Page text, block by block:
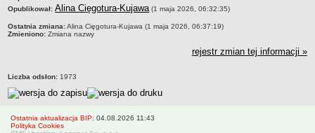
Zarządzenia 2022
Zarządzenia 2023
Zarządzenia 2026
Kontrola zarządcza
Sprawozdania finansowe
Opublikował: Alina Cięgotura-Kujawa (1 maja 2026, 06:32:35)
Ostatnia zmiana:Alina Cięgotura-Kujawa (1 maja 2026, 06:37:19)
Zmieniono: Zmiana nazwy
rejestr zmian tej informacji »
Liczba odsłon: 1973
Ostatnia aktualizacja BIP: 04.08.2026 11:43
Polityka Cookies